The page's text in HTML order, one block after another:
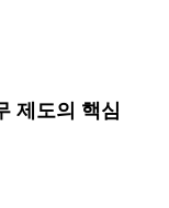
제도의 핵심